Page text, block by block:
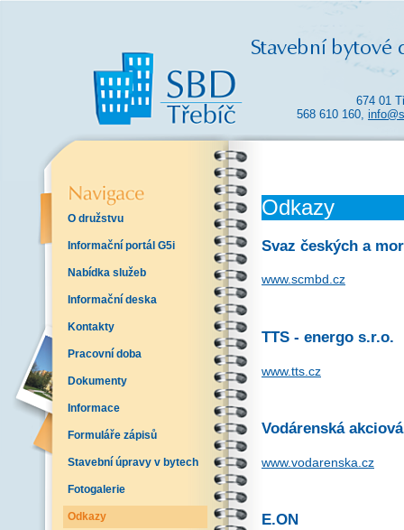
674 01
568 610 160,
O družstvu
Informační portál G5i
Nabídka služeb
Informační deska
Kontakty
Pracovní doba
Dokumenty
Informace
Formuláře zápisů
Stavební úpravy v bytech
Fotogalerie
Odkazy
Odkazy
Svaz českých a
www.scmbd.cz
TTS - energo s.r.o.
www.tts.cz
Vodárenská
www.vodarenska.cz
E.ON